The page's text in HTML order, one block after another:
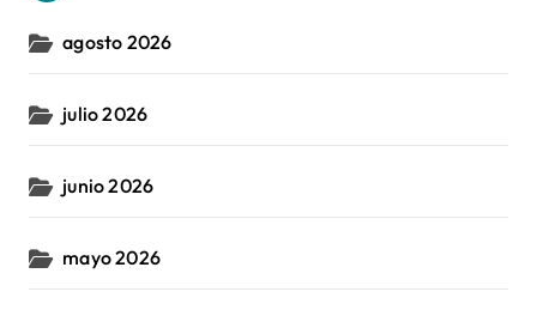
agosto 2026
julio 2026
junio 2026
mayo 2026